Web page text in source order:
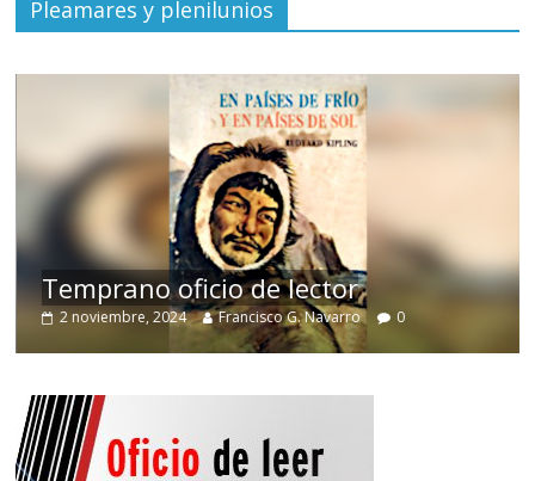
Pleamares y plenilunios
Temprano oficio de lector
2 noviembre, 2024 Francisco G. Navarro 0